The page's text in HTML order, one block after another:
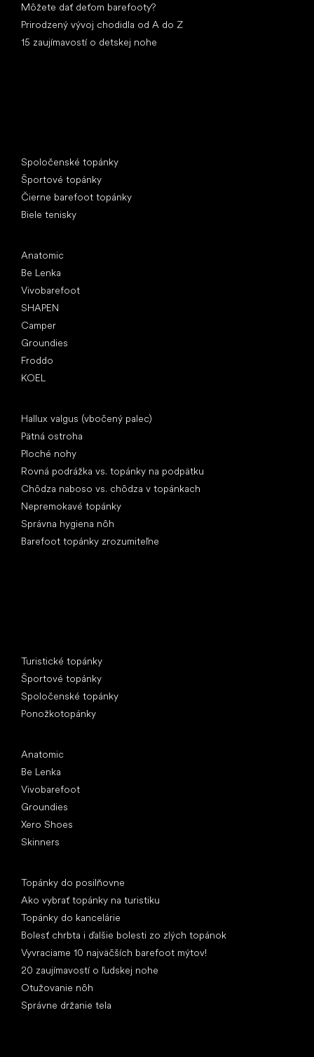
Môžete dať deťom barefooty?
Prirodzený vývoj chodidla od A do Z
15 zaujímavostí o detskej nohe
Spoločenské topánky
Športové topánky
Čierne barefoot topánky
Biele tenisky
Anatomic
Be Lenka
Vivobarefoot
SHAPEN
Camper
Groundies
Froddo
KOEL
Hallux valgus (vbočený palec)
Pätná ostroha
Ploché nohy
Rovná podrážka vs. topánky na podpätku
Chôdza naboso vs. chôdza v topánkach
Nepremokavé topánky
Správna hygiena nôh
Barefoot topánky zrozumiteľne
Turistické topánky
Športové topánky
Spoločenské topánky
Ponožkotopánky
Anatomic
Be Lenka
Vivobarefoot
Groundies
Xero Shoes
Skinners
Topánky do posilňovne
Ako vybrať topánky na turistiku
Topánky do kancelárie
Bolesť chrbta i ďalšie bolesti zo zlých topánok
Vyvraciame 10 najväčších barefoot mýtov!
20 zaujímavostí o ľudskej nohe
Otužovanie nôh
Správne držanie tela